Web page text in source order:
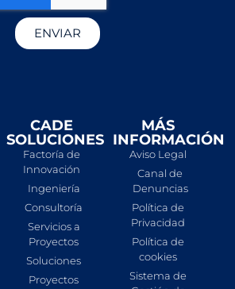
ENVIAR
CADE
SOLUCIONES
Factoría de
Innovación
Ingeniería
Consultoría
Servicios a
Proyectos
Soluciones
Proyectos
MÁS
INFORMACIÓN
Aviso Legal
Canal de
Denuncias
Política de
Privacidad
Política de
cookies
Sistema de